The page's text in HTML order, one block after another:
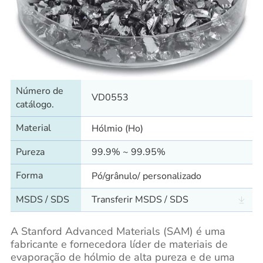
Número de
catálogo.
VD0553
Material
Hólmio (Ho)
Pureza
99.9% ~ 99.95%
Forma
Pó/grânulo/ personalizado
MSDS / SDS
Transferir MSDS / SDS
A Stanford Advanced Materials (SAM) é uma
fabricante e fornecedora líder de materiais de
evaporação de hólmio de alta pureza e de uma